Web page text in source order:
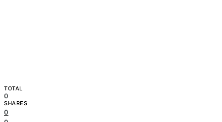
TOTAL
0
SHARES
0